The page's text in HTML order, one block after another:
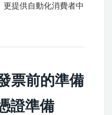
提供自動化消費者中
票前的準備
證準備